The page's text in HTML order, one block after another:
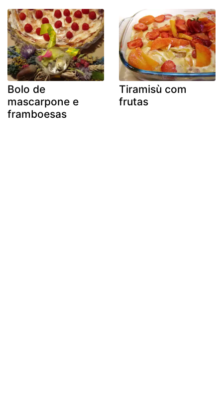
Bolo de
mascarpone e
framboesas
Tiramisù com
frutas